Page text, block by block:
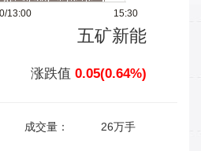
13:00 15:30
五矿新能
涨跌值0.05(0.64%)
成交量： 26万手